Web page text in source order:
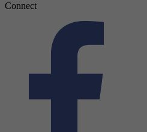
Connect